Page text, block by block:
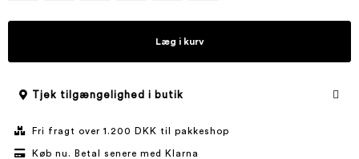
Læg i kurv
Tjek tilgængelighed i butik
Fri fragt over 1.200 DKK til pakkeshop
Køb nu. Betal senere med Klarna